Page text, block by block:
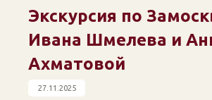
Экскурсия по
Ивана Шмелева и
Ахматовой
27.11.2025